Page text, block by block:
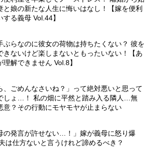
と娘の新たな人生に悔いはなし！【嫁を便利
する義母 Vol.44】
ぶらなのに彼女の荷物は持ちたくない？ 彼を
きないけど楽しまないともったいない！【あ
理解できません Vol.8】
、ごめんなさいね？」って絶対悪いと思って
しょ…！ 私の畑に平然と踏み入る隣人…無
意？その行動にモヤモヤが止まらない
の発言が許せない…！」嫁が義母に怒り爆
は仕方ないと言うけれど諦めるべき？